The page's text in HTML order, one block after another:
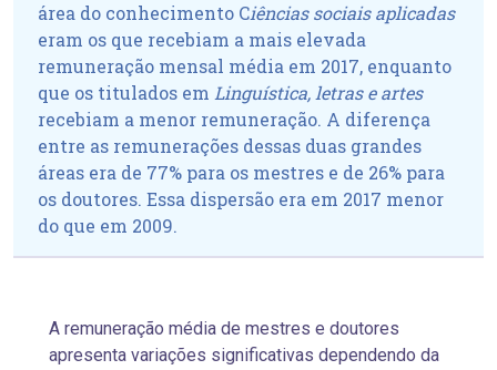
área do conhecimento Ciências sociais aplicadas
eram os que recebiam a mais elevada
remuneração mensal média em 2017, enquanto
que os titulados em Linguística, letras e artes
recebiam a menor remuneração. A diferença
entre as remunerações dessas duas grandes
áreas era de 77% para os mestres e de 26% para
os doutores. Essa dispersão era em 2017 menor
do que em 2009.
A remuneração média de mestres e doutores
apresenta variações significativas dependendo da